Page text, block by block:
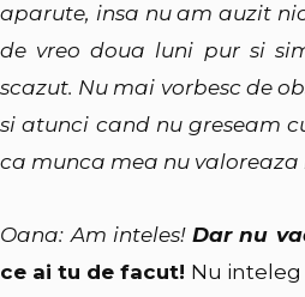
aparute, insa nu am auzit
de vreo doua luni pur si
scazut. Nu mai vorbesc de
si atunci cand nu greseam
ca munca mea nu
Oana: Am inteles! Dar nu
ce ai tu de facut! Nu